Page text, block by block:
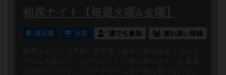
相席ナイト【毎週火曜&金曜】
埼玉県 大宮 誰でも参加 連れ添い登録
相席ナイトとは予約一切不要！途中入退場自由！ボード
ゲームを遊んだことがないという初心者の方や、お友達
の都合がつかなくてボードゲームを一緒に遊べる人がい